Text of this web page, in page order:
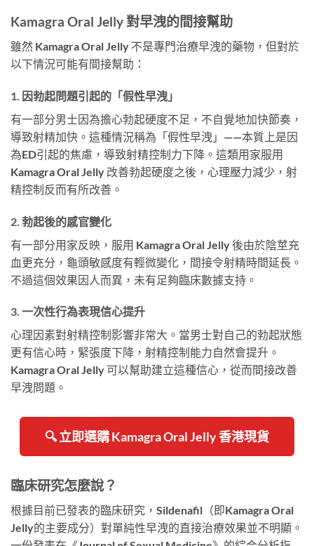
Kamagra Oral Jelly 對早洩的間接幫助
雖然 Kamagra Oral Jelly 不是專門治療早洩的藥物，但對於
以下情況可能有間接幫助：
1. 因勃起問題引起的「假性早洩」
有一部分男士因為擔心勃起硬度不足，不自覺地加快節奏，
導致射精加快。這種情況稱為「假性早洩」——本質上是因
為ED引起的焦慮，導致射精控制力下降。這類用家服用
Kamagra Oral Jelly 改善勃起硬度之後，心理壓力減少，射
精控制反而有所改善。
2. 勃起後的感官變化
有一部分用家反映，服用 Kamagra Oral Jelly 後由於陰莖充
血更充分，龜頭敏感度有輕微變化，間接令射精時間延長。
不過這個效果因人而異，未有足夠臨床數據支持。
3. 一次性行為表現信心提升
心理因素對射精控制影響非常大。當男士對自己的勃起狀態
更有信心時，緊張度下降，射精控制能力自然會提升。
Kamagra Oral Jelly 可以幫助建立這種信心，從而間接改善
早洩問題。
🔍 立即選購 Kamagra Oral Jelly 香港現貨
臨床研究怎麼說？
根據目前已發表的臨床研究，Sildenafil（即Kamagra Oral
Jelly的主要成分）對單純性早洩的直接治療效果並不明顯。